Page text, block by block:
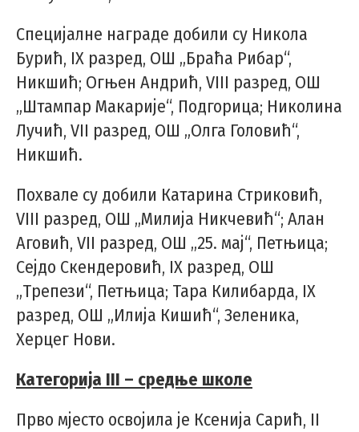
Специјалне награде добили су Никола
Бурић, IX разред, ОШ „Браћа Рибар“,
Никшић; Огњен Андрић, VIII разред, ОШ
„Штампар Макарије“, Подгорица; Николина
Лучић, VII разред, ОШ „Олга Головић“,
Никшић.
Похвале су добили Катарина Стриковић,
VIII разред, ОШ „Милија Никчевић“; Алан
Аговић, VII разред, ОШ „25. мај“, Петњица;
Сејдо Скендеровић, IX разред, ОШ
„Трепези“, Петњица; Тара Килибарда, IX
разред, ОШ „Илија Кишић“, Зеленика,
Херцег Нови.
Категорија III – средње школе
Прво мјесто освојила је Ксенија Сарић, II